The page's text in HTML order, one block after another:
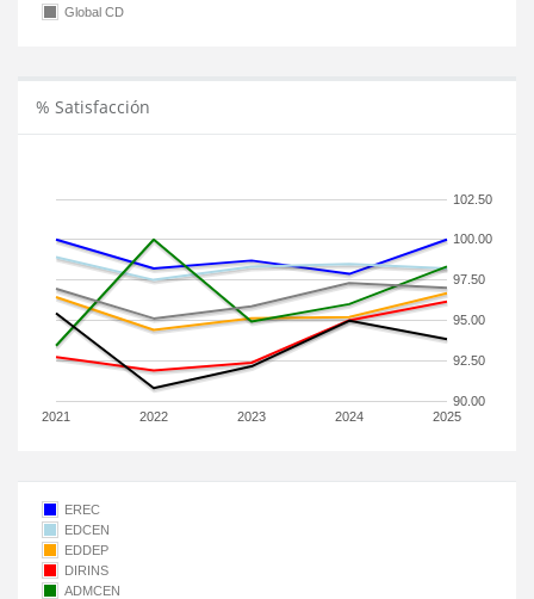
Global CD
% Satisfacción
2021 2022 2023 2024 2025
90.00
92.50
95.00
97.50
100.00
102.50
EREC
EDCEN
EDDEP
DIRINS
ADMCEN